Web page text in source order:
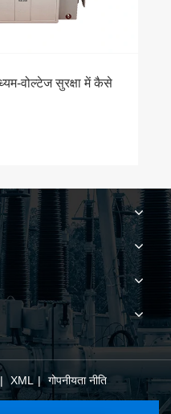
| XML | गोपनीयता नीति